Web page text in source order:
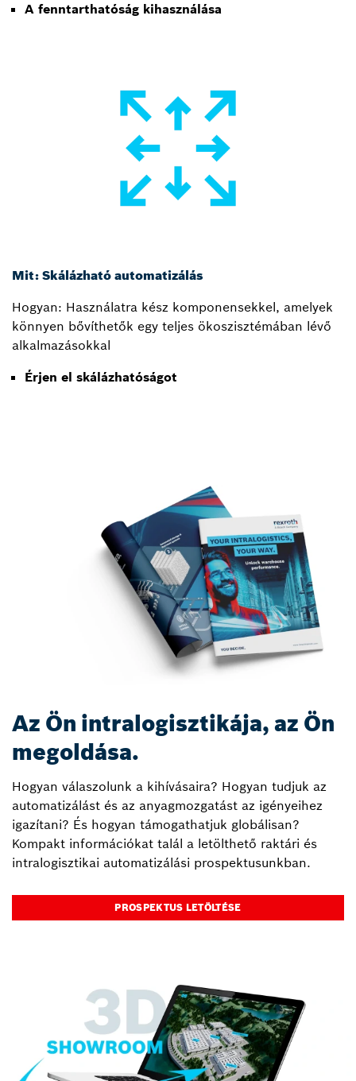
A fenntarthatóság kihasználása
Mit: Skálázható automatizálás
Hogyan: Használatra kész komponensekkel, amelyek
könnyen bővíthetők egy teljes ökoszisztémában lévő
alkalmazásokkal
Érjen el skálázhatóságot
Az Ön intralogisztikája, az Ön
megoldása.
Hogyan válaszolunk a kihívásaira? Hogyan tudjuk az
automatizálást és az anyagmozgatást az igényeihez
igazítani? És hogyan támogathatjuk globálisan?
Kompakt információkat talál a letölthető raktári és
intralogisztikai automatizálási prospektusunkban.
PROSPEKTUS LETÖLTÉSE